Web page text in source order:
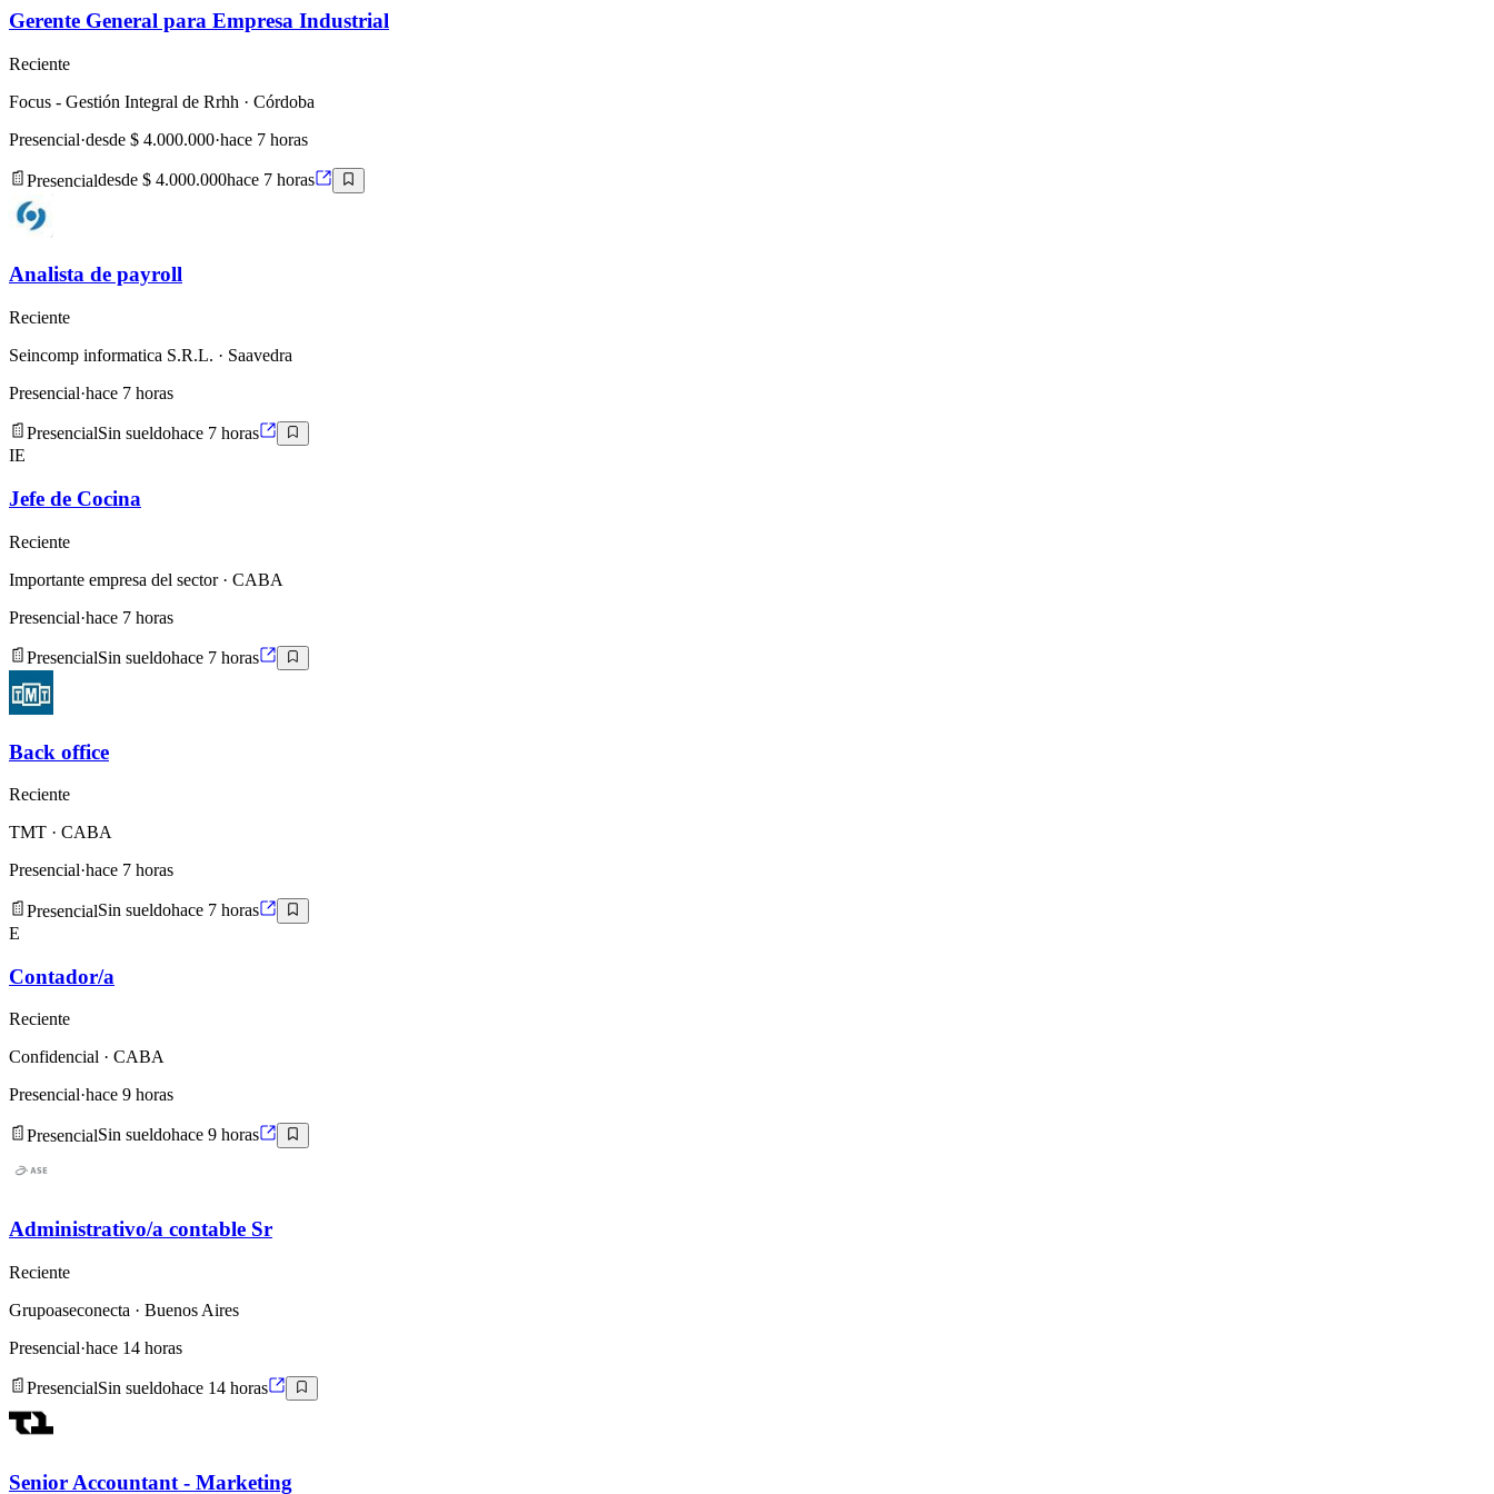
Gerente General para Empresa Industrial
Reciente
Focus - Gestión Integral de Rrhh · Córdoba
Presencial·desde $ 4.000.000·hace 7 horas
Presencialdesde $ 4.000.000hace 7 horas
Analista de payroll
Reciente
Seincomp informatica S.R.L. · Saavedra
Presencial·hace 7 horas
PresencialSin sueldohace 7 horas
IE
Jefe de Cocina
Reciente
Importante empresa del sector· CABA
Presencial·hace 7 horas
PresencialSin sueldohace 7 horas
Back office
Reciente
TMT · CABA
Presencial·hace 7 horas
PresencialSin sueldohace 7 horas
E
Contador/a
Reciente
Confidencial · CABA
Presencial·hace 9 horas
PresencialSin sueldohace 9 horas
Administrativo/a contable Sr
Reciente
Grupoaseconecta · Buenos Aires
Presencial·hace 14 horas
PresencialSin sueldohace 14 horas
Senior Accountant - Marketing